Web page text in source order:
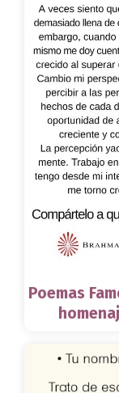
Poemas